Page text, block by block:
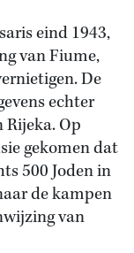
eind 1943,
van Fiume,
De
echter
Rijeka. Op
gekomen dat
500 Joden in
de kampen
van